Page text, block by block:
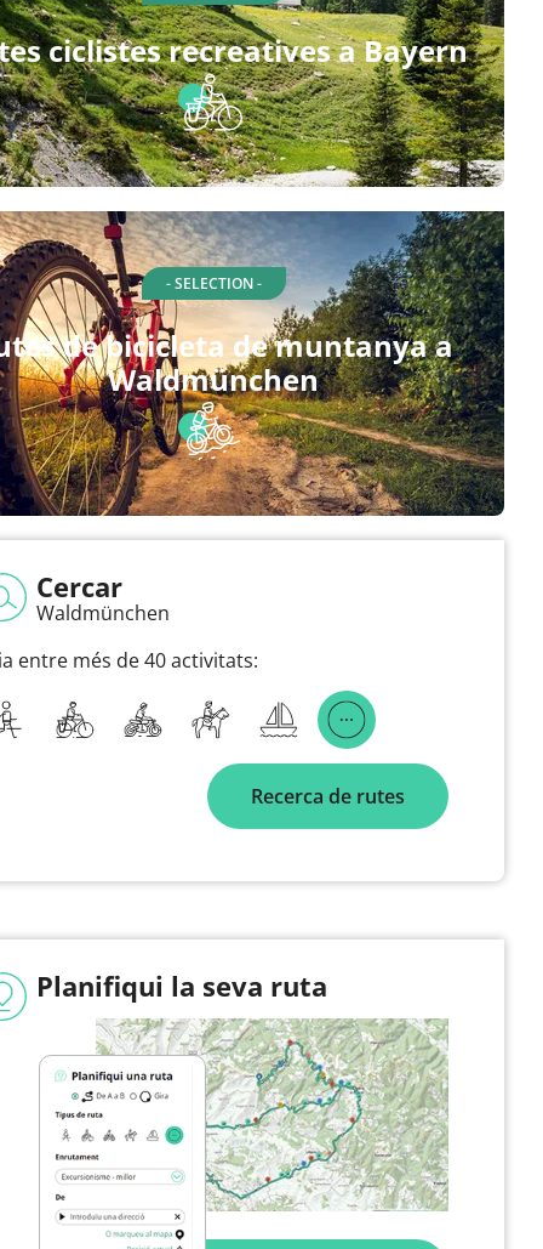
ciclistes recreatives a Bayern
- SELECTION -
de bicicleta de muntanya a
Waldmünchen
Cercar
Waldmünchen
entre més de 40 activitats:
Recerca de rutes
Planifiqui la seva ruta